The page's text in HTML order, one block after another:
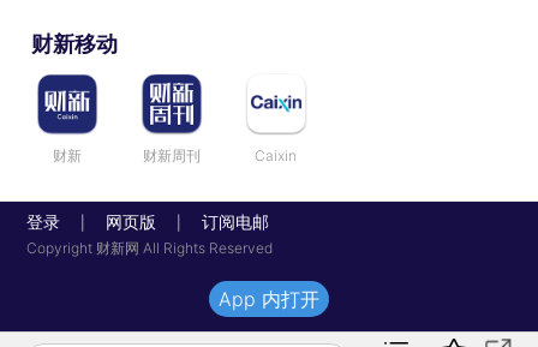
财新移动
财新 财新周刊 Caixin
登录 网页版 订阅电邮
Copyright 财新网 All Rights Reserved
App 内打开